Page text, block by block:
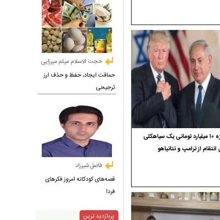
جایزه ۱۰ میلیارد تومانی یک سیاهکلی
انتقام از ترامپ و نتانیاهو
حجت الاسلام میثم میرزایی
حماقت ایجاد، حفظ و حذف ارز
ترجیحی
فاضل شیرزاد
قصه‌های کودکانه امروز فکرهای
فردا
پربازدید ترین